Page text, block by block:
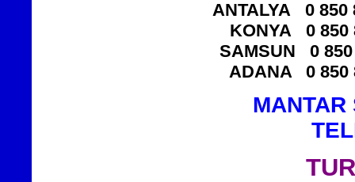
ANTALYA 0 850
KONYA 0 850
SAMSUN 0
ADANA 0 850